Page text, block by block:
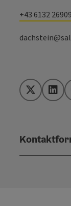
+43 6132
Twitter